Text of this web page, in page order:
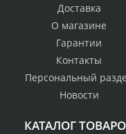
Доставка
О магазине
Гарантии
Контакты
Персональный
Новости
КАТАЛОГ